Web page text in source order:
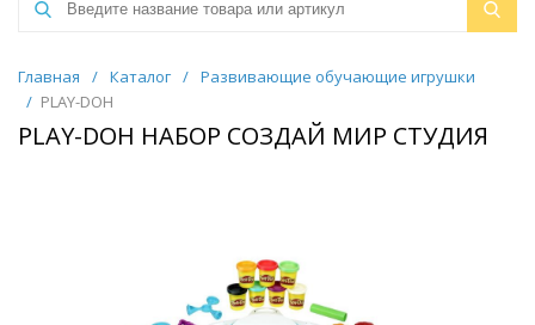
Главная / Каталог / Развивающие обучающие игрушки
/ PLAY-DOH
PLAY-DOH НАБОР СОЗДАЙ МИР СТУДИЯ